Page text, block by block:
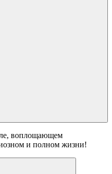
воплощающем
и полном жизни!